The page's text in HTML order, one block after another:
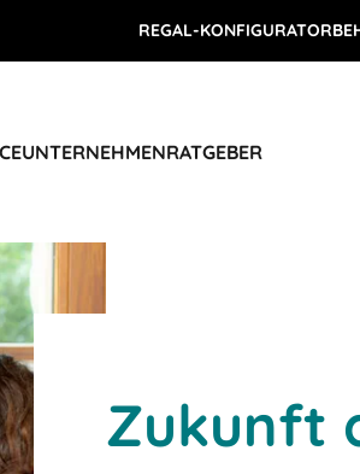
REGAL-KONFIGURATOR
UNTERNEHMENRATGEBER
Zukunft